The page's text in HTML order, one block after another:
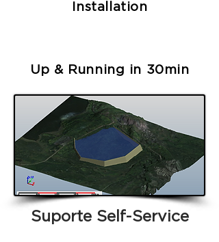
Installation
Up & Running in 30min
Suporte Self-Service